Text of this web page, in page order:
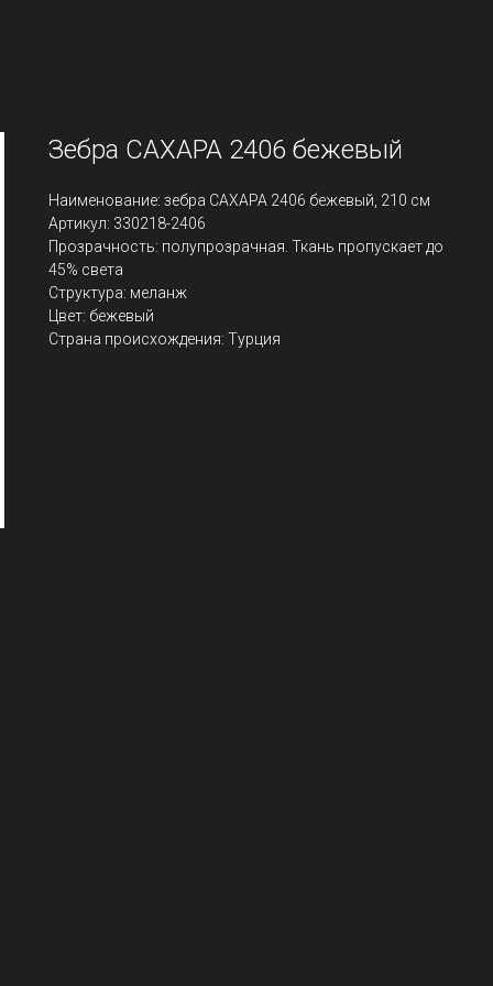
Зебра САХАРА 2406 бежевый
Наименование: зебра САХАРА 2406 бежевый, 210 см
Артикул: 330218-2406
Прозрачность: полупрозрачная. Ткань пропускает до
45% света
Структура: меланж
Цвет: бежевый
Страна происхождения: Турция